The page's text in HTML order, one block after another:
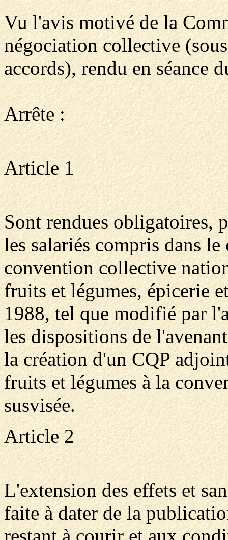
Vu l'avis motivé de la
négociation collective
accords), rendu en séance
Arrête :
Article 1
Sont rendues obligatoires,
les salariés compris dans
convention collective
fruits et légumes, épicerie
1988, tel que modifié par
les dispositions de
la création d'un CQP
fruits et légumes à la
susvisée.
Article 2
L'extension des effets et
faite à dater de la